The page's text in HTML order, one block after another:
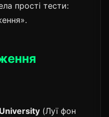
прості тести:
(Луї фон